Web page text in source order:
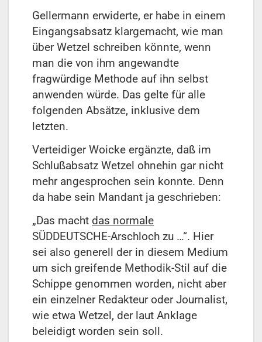
Gellermann erwiderte, er habe in einem
Eingangsabsatz klargemacht, wie man
über Wetzel schreiben könnte, wenn
man die von ihm angewandte
fragwürdige Methode auf ihn selbst
anwenden würde. Das gelte für alle
folgenden Absätze, inklusive dem
letzten.
Verteidiger Woicke ergänzte, daß im
Schlußabsatz Wetzel ohnehin gar nicht
mehr angesprochen sein konnte. Denn
da habe sein Mandant ja geschrieben:
„Das macht das normale
SÜDDEUTSCHE-Arschloch zu …“. Hier
sei also generell der in diesem Medium
um sich greifende Methodik-Stil auf die
Schippe genommen worden, nicht aber
ein einzelner Redakteur oder Journalist,
wie etwa Wetzel, der laut Anklage
beleidigt worden sein soll.